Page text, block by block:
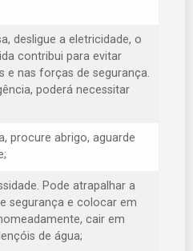
desligue a eletricidade, o
contribui para evitar
e nas forças de segurança.
poderá necessitar
procure abrigo, aguarde
Pode atrapalhar a
segurança e colocar em
cair em
de água;